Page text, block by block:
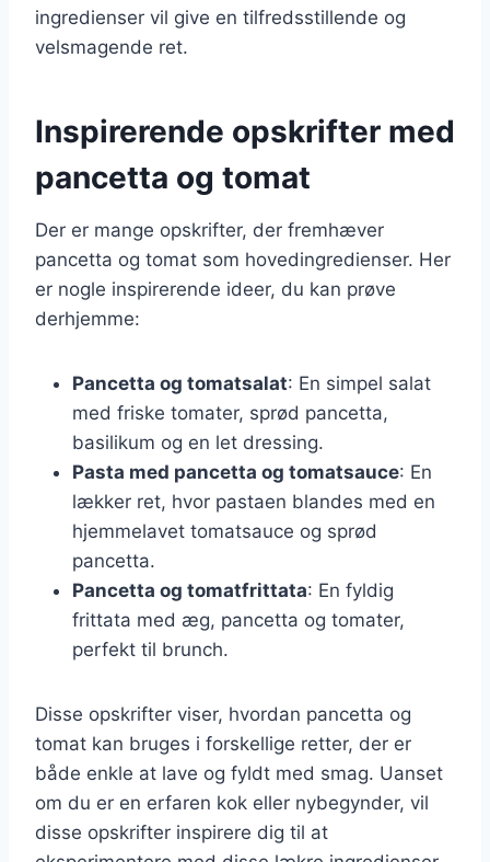
ingredienser vil give en tilfredsstillende og
velsmagende ret.
Inspirerende opskrifter med
pancetta og tomat
Der er mange opskrifter, der fremhæver
pancetta og tomat som hovedingredienser. Her
er nogle inspirerende ideer, du kan prøve
derhjemme:
Pancetta og tomatsalat: En simpel salat
med friske tomater, sprød pancetta,
basilikum og en let dressing.
Pasta med pancetta og tomatsauce: En
lækker ret, hvor pastaen blandes med en
hjemmelavet tomatsauce og sprød
pancetta.
Pancetta og tomatfrittata: En fyldig
frittata med æg, pancetta og tomater,
perfekt til brunch.
Disse opskrifter viser, hvordan pancetta og
tomat kan bruges i forskellige retter, der er
både enkle at lave og fyldt med smag. Uanset
om du er en erfaren kok eller nybegynder, vil
disse opskrifter inspirere dig til at